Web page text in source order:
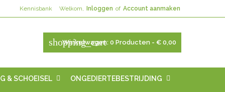
Welkom, Inloggen of Account aanmaken
Kennisbank
shopping_cart
Winkelwagen: 0 Producten - € 0,00
& SCHOEISEL ONGEDIERTEBESTRIJDING